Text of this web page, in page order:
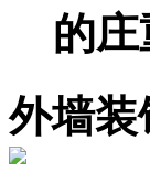
的
外墙装